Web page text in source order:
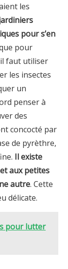
les
pour s’en
pour
faut utiliser
les insectes
un
penser à
des
concocté par
de pyrèthre,
Il existe
aux petites
autre. Cette
délicate.
pour lutter